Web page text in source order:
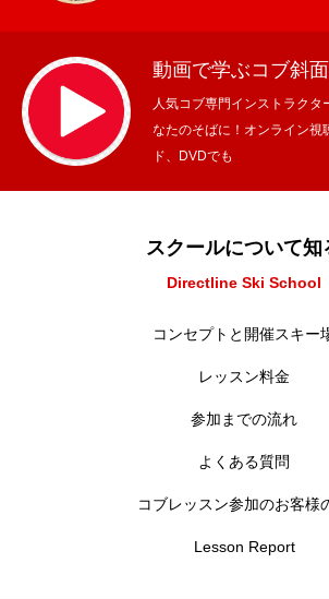
動画で学ぶコブ斜
人気コブ専門インストラクタ
なたのそばに！オンライン視
ド、DVDでも
スクールについて知
Directline Ski School
コンセプトと開催スキー
レッスン料金
参加までの流れ
よくある質問
コブレッスン参加のお客様
Lesson Report